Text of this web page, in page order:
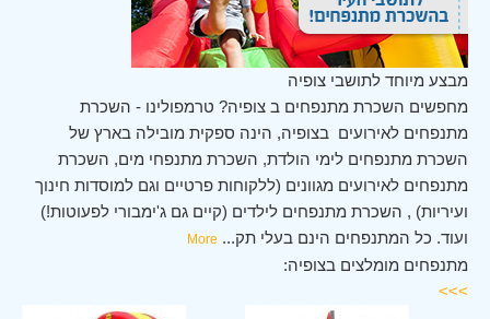
מבצע מיוחד לתושבי צופיה
מחפשים השכרת מתנפחים ב צופיה? טרמפולינו - השכרת
מתנפחים לאירועים בצופיה, הינה ספקית מובילה בארץ של
השכרת מתנפחים לימי הולדת, השכרת מתנפחי מים, השכרת
מתנפחים לאירועים מגוונים (ללקוחות פרטיים וגם למוסדות חינוך
ועיריות) , השכרת מתנפחים לילדים (קיים גם ג'ימבורי לפעוטות!)
ועוד. כל המתנפחים הינם בעלי תק...
More
מתנפחים מומלצים בצופיה:
>>>